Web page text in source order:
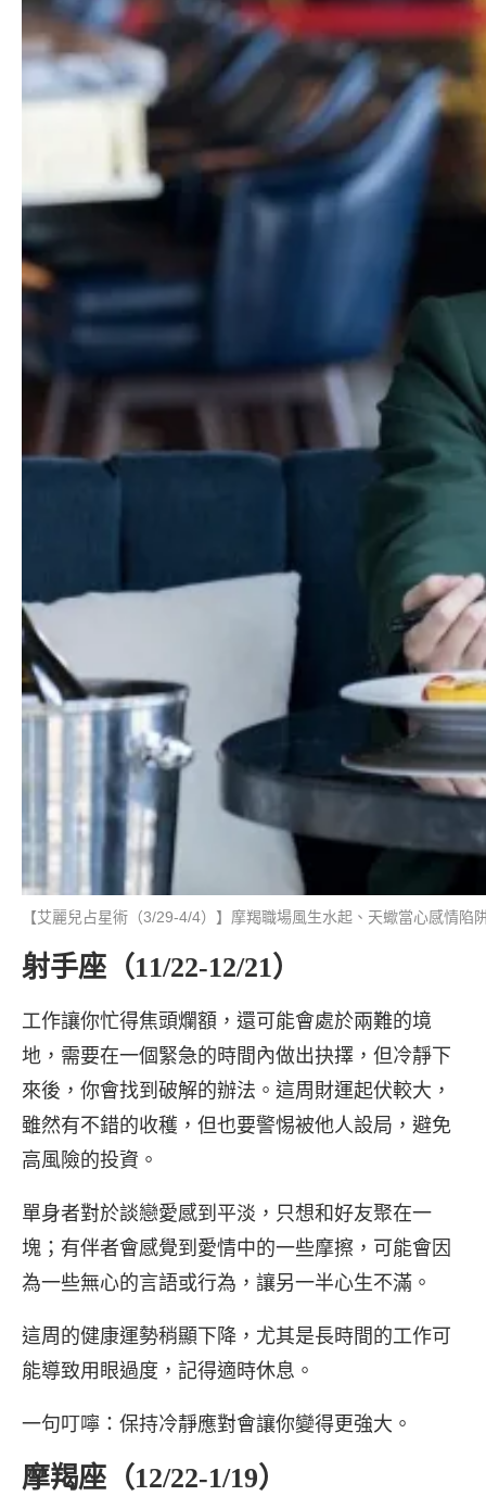
【艾麗兒占星術（3/29-4/4）】摩羯職場風生水起、天蠍當心感情陷
射手座（11/22-12/21）
工作讓你忙得焦頭爛額，還可能會處於兩難的境
地，需要在一個緊急的時間內做出抉擇，但冷靜下
來後，你會找到破解的辦法。這周財運起伏較大，
雖然有不錯的收穫，但也要警惕被他人設局，避免
高風險的投資。
單身者對於談戀愛感到平淡，只想和好友聚在一
塊；有伴者會感覺到愛情中的一些摩擦，可能會因
為一些無心的言語或行為，讓另一半心生不滿。
這周的健康運勢稍顯下降，尤其是長時間的工作可
能導致用眼過度，記得適時休息。
一句叮嚀：保持冷靜應對會讓你變得更強大。
摩羯座（12/22-1/19）